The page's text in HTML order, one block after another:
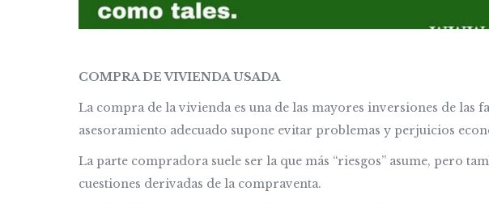
COMPRA DE VIVIENDA USADA
La compra de la vivienda es una de las mayores inversiones de las
asesoramiento adecuado supone evitar problemas y perjuicios
La parte compradora suele ser la que más “riesgos” asume, pero
cuestiones derivadas de la compraventa.